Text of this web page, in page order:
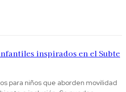
inspirados en el Subte
para niños que aborden movilidad